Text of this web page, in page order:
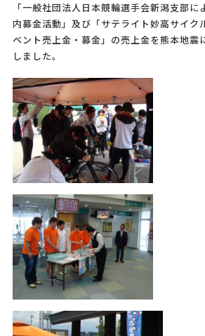
「一般社団法人日本競輪選手会新潟支部
内募金活動」及び「サテライト妙高サイク
ベント売上金・募金」の売上金を熊本地震
しました。